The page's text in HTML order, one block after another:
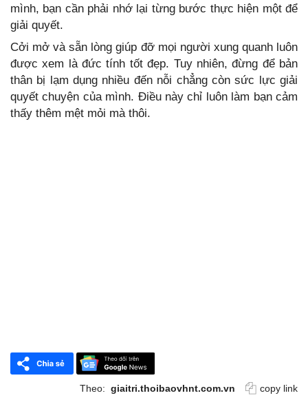
mình, bạn cần phải nhớ lại từng bước thực hiện một để
giải quyết.
Cởi mở và sẵn lòng giúp đỡ mọi người xung quanh luôn
được xem là đức tính tốt đẹp. Tuy nhiên, đừng để bản
thân bị lạm dụng nhiều đến nỗi chẳng còn sức lực giải
quyết chuyện của mình. Điều này chỉ luôn làm bạn cảm
thấy thêm mệt mỏi mà thôi.
Theo: giaitri.thoibaovhnt.com.vn copy link